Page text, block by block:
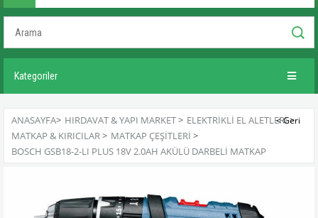
Kategoriler
ANASAYFA> HIRDAVAT & YAPI MARKET> ELEKTRIKLI EL ALETLERI>
MATKAP & KIRICILAR> MATKAP ÇEŞITLERI >
BOSCH GSB18-2-LI PLUS 18V 2.0AH AKÜLÜ DARBELI MATKAP